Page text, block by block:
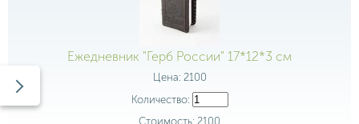
Ежедневник "Герб России" 17*12*3 см
Цена: 2100
Количество:
Стоимость: 2100